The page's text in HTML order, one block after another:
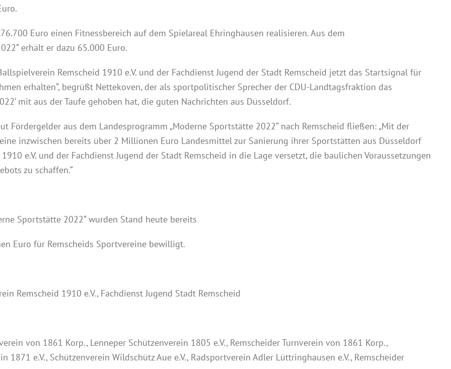
Euro einen Fitnessbereich auf dem Spielareal Ehringhausen realisieren. Aus dem
erhält er dazu 65.000 Euro.
Remscheid 1910 e.V. und der Fachdienst Jugend der Stadt Remscheid jetzt das Startsignal für
erhalten“, begrüßt Nettekoven, der als sportpolitischer Sprecher der CDU-Landtagsfraktion das
mit aus der Taufe gehoben hat, die guten Nachrichten aus Düsseldorf.
Fördergelder aus dem Landesprogramm „Moderne Sportstätte 2022“ nach Remscheid fließen: „Mit der
inzwischen bereits über 2 Millionen Euro Landesmittel zur Sanierung ihrer Sportstätten aus Düsseldorf
e.V. und der Fachdienst Jugend der Stadt Remscheid in die Lage versetzt, die baulichen Voraussetzungen
zu schaffen.“
Sportstätte 2022“ wurden Stand heute bereits
Euro für Remscheids Sportvereine bewilligt.
Remscheid 1910 e.V., Fachdienst Jugend Stadt Remscheid
von 1861 Korp., Lenneper Schützenverein 1805 e.V., Remscheider Turnverein von 1861 Korp.,
1871 e.V., Schützenverein Wildschütz Aue e.V., Radsportverein Adler Lüttringhausen e.V., Remscheider